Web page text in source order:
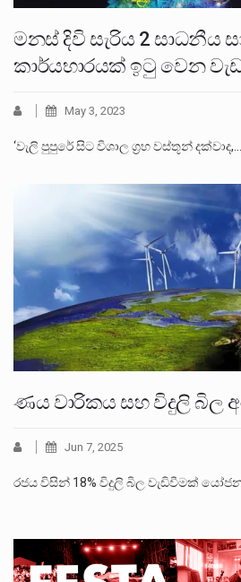
මනස් දිවි සැරිය 2 සාධනීය
කාර්යභාරයක් ඉටු වෙන
May 3, 2023
‘වැලි පුපුරේ සිට විශාල ග්‍රහ වස්තූන් දක්වාද,…
ණය වාරිකය සහ විදුලි බිල
Jun 7, 2025
රජය විසින් 18% විදුලි බිල වැඩිවීමක්